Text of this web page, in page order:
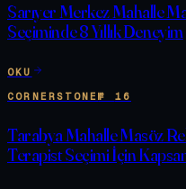
Sarıyer Merkez Mahalle
Seçiminde 8 Yıllık Deneyim
OKU
CORNERSTONE№ 16
Tarabya Mahalle Masöz
Terapist Seçimi İçin